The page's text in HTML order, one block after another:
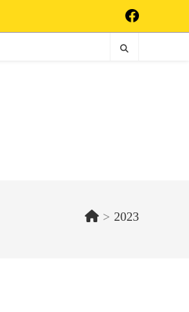
> 2023